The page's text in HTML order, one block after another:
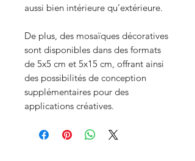
aussi bien intérieure qu’extérieure.
De plus, des mosaïques décoratives
sont disponibles dans des formats
de 5x5 cm et 5x15 cm, offrant ainsi
des possibilités de conception
supplémentaires pour des
applications créatives.